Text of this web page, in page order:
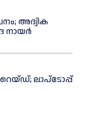
അദ്വിക
നായര്‍
ലാപ്ടോപ്പ്